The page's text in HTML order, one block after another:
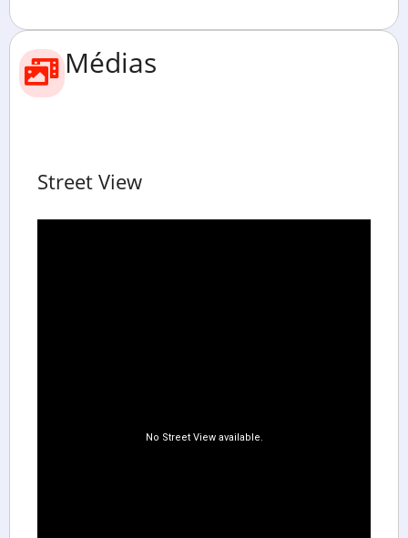
Médias
Street View